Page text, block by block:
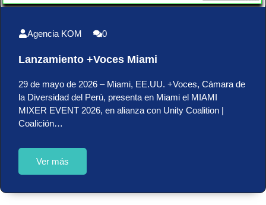
Agencia KOM 0
Lanzamiento +Voces Miami
29 de mayo de 2026 – Miami, EE.UU. +Voces, Cámara de
la Diversidad del Perú, presenta en Miami el MIAMI
MIXER EVENT 2026, en alianza con Unity Coalition |
Coalición…
Ver más